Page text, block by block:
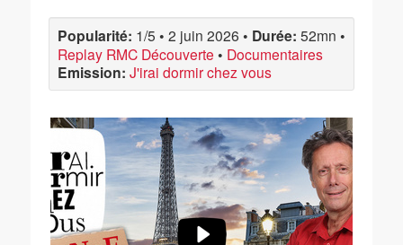
Popularité: 1/5 • 2 juin 2026 • Durée: 52mn •
Replay RMC Découverte • Documentaires
Emission: J'irai dormir chez vous